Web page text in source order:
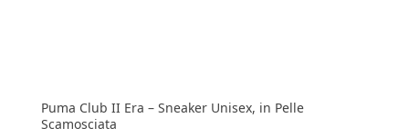
Puma Club II Era – Sneaker Unisex, in Pelle
Scamosciata